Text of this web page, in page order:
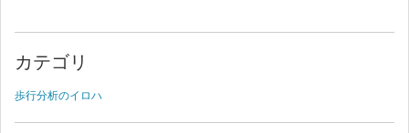
カテゴリ
歩行分析のイロハ